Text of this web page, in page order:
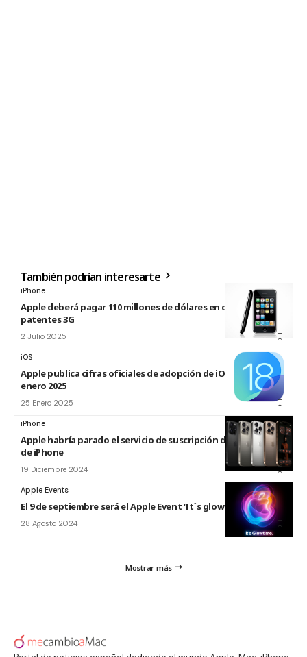
También podrían interesarte
iPhone
Apple deberá pagar 110 millones de dólares en disputa por
patentes 3G
2 Julio 2025
iOS
Apple publica cifras oficiales de adopción de iOS y iPadOS a
enero 2025
25 Enero 2025
iPhone
Apple habría parado el servicio de suscripción de hardware
de iPhone
19 Diciembre 2024
Apple Events
El 9 de septiembre será el Apple Event ‘It´s glowtime’
28 Agosto 2024
Mostrar más